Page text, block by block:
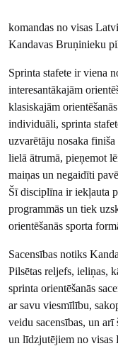
komandas no visas
Kandavas Bruņinieku
Sprinta stafete ir viena
interesantākajām
klasiskajām
individuāli, sprinta
uzvarētāju nosaka
lielā ātrumā, pieņemot
maiņas un negaidīti
Šī disciplīna ir iekļauta
programmās un tiek
orientēšanās sporta
Sacensības notiks
Pilsētas reljefs, ieliņas,
sprinta orientēšanās
ar savu viesmīlību,
veidu sacensības, un
un līdzjutējiem no visas